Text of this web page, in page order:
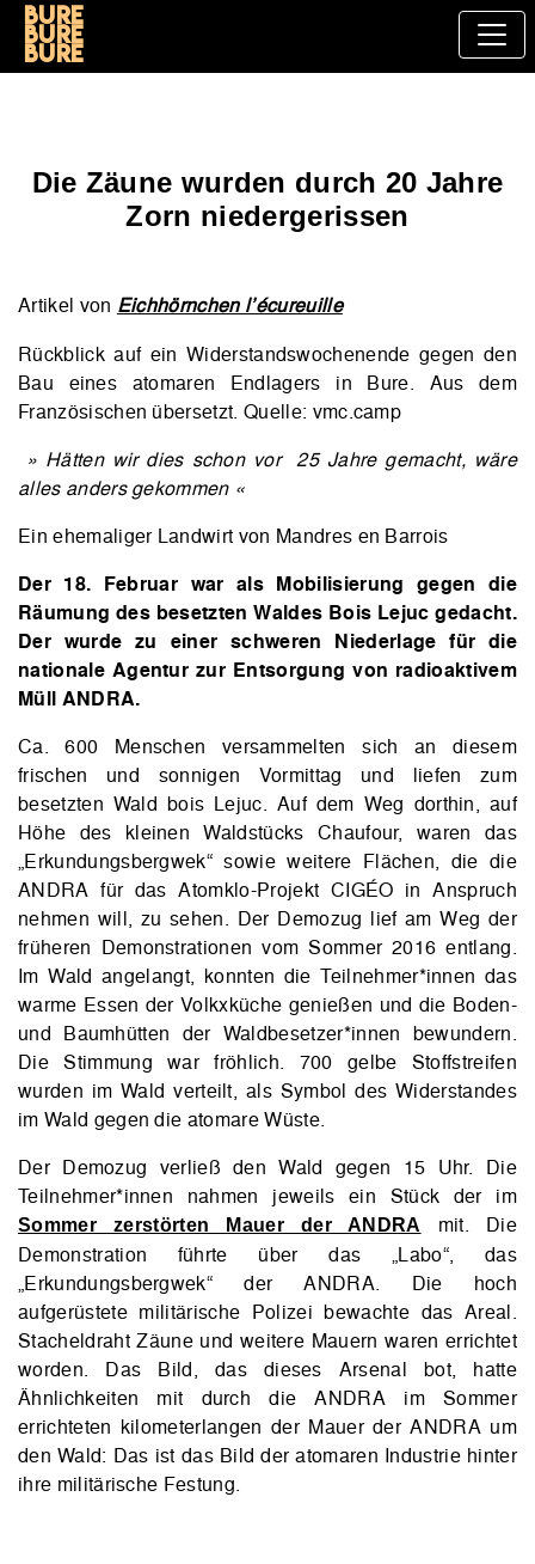
Bure
bure
bure
Die Zäune wurden durch 20 Jahre
Zorn niedergerissen
Artikel von Eichhörnchen l’écureuille
Rückblick auf ein Widerstandswochenende gegen den
Bau eines atomaren Endlagers in Bure. Aus dem
Französischen übersetzt. Quelle: vmc.camp
» Hätten wir dies schon vor 25 Jahre gemacht, wäre
alles anders gekommen «
Ein ehemaliger Landwirt von Mandres en Barrois
Der 18. Februar war als Mobilisierung gegen die
Räumung des besetzten Waldes Bois Lejuc gedacht.
Der wurde zu einer schweren Niederlage für die
nationale Agentur zur Entsorgung von radioaktivem
Müll ANDRA.
Ca. 600 Menschen versammelten sich an diesem
frischen und sonnigen Vormittag und liefen zum
besetzten Wald bois Lejuc. Auf dem Weg dorthin, auf
Höhe des kleinen Waldstücks Chaufour, waren das
„Erkundungsbergwek“ sowie weitere Flächen, die die
ANDRA für das Atomklo-Projekt CIGÉO in Anspruch
nehmen will, zu sehen. Der Demozug lief am Weg der
früheren Demonstrationen vom Sommer 2016 entlang.
Im Wald angelangt, konnten die Teilnehmer*innen das
warme Essen der Volkxküche genießen und die Boden-
und Baumhütten der Waldbesetzer*innen bewundern.
Die Stimmung war fröhlich. 700 gelbe Stoffstreifen
wurden im Wald verteilt, als Symbol des Widerstandes
im Wald gegen die atomare Wüste.
Der Demozug verließ den Wald gegen 15 Uhr. Die
Teilnehmer*innen nahmen jeweils ein Stück der im
Sommer zerstörten Mauer der ANDRA
mit. Die
Demonstration führte über das „Labo“, das
„Erkundungsbergwek“ der ANDRA. Die hoch
aufgerüstete militärische Polizei bewachte das Areal.
Stacheldraht Zäune und weitere Mauern waren errichtet
worden. Das Bild, das dieses Arsenal bot, hatte
Ähnlichkeiten mit durch die ANDRA im Sommer
errichteten kilometerlangen der Mauer der ANDRA um
den Wald: Das ist das Bild der atomaren Industrie hinter
ihre militärische Festung.